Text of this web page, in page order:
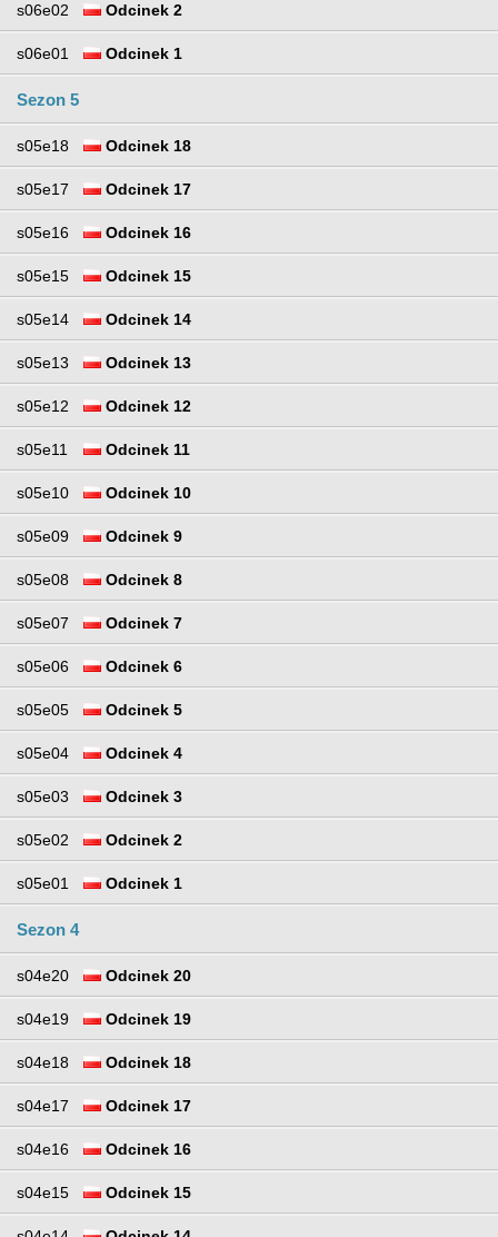
s06e02 Odcinek 2
s06e01 Odcinek 1
Sezon 5
s05e18 Odcinek 18
s05e17 Odcinek 17
s05e16 Odcinek 16
s05e15 Odcinek 15
s05e14 Odcinek 14
s05e13 Odcinek 13
s05e12 Odcinek 12
s05e11 Odcinek 11
s05e10 Odcinek 10
s05e09 Odcinek 9
s05e08 Odcinek 8
s05e07 Odcinek 7
s05e06 Odcinek 6
s05e05 Odcinek 5
s05e04 Odcinek 4
s05e03 Odcinek 3
s05e02 Odcinek 2
s05e01 Odcinek 1
Sezon 4
s04e20 Odcinek 20
s04e19 Odcinek 19
s04e18 Odcinek 18
s04e17 Odcinek 17
s04e16 Odcinek 16
s04e15 Odcinek 15